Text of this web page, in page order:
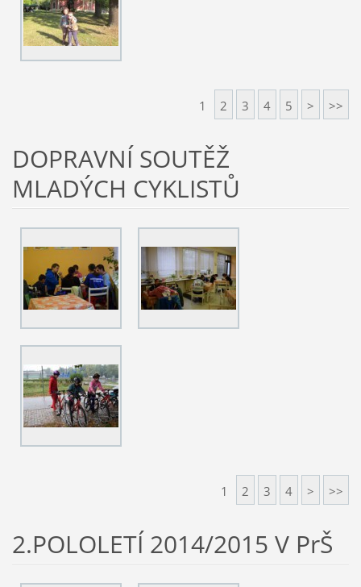
1 2 3 4 5 > >>
DOPRAVNÍ SOUTĚŽ
MLADÝCH CYKLISTŮ
1 2 3 4 > >>
2.POLOLETÍ 2014/2015 V PrŠ